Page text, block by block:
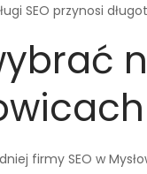
SEO przynosi
firmy SEO w